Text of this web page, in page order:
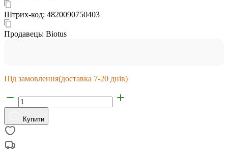
Штрих-код: 4820090750403
Продавець: Biotus
Під замовлення(доставка 7-20 днів)
Купити